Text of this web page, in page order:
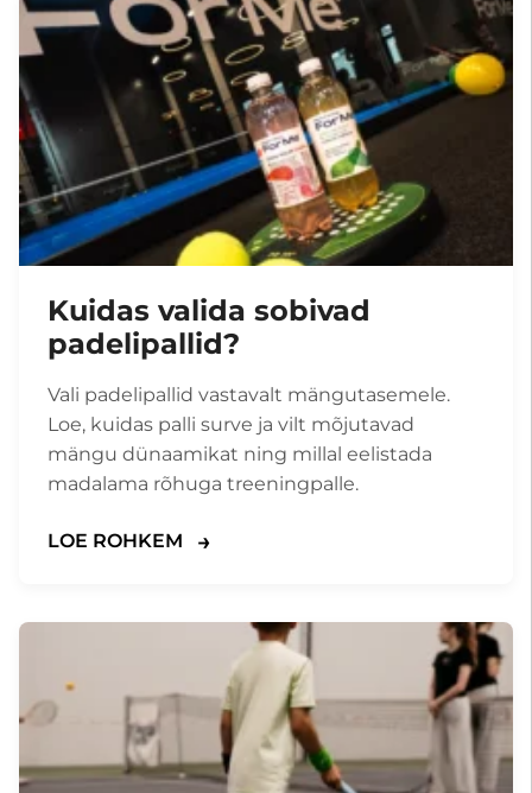
Kuidas valida sobivad
padelipallid?
Vali padelipallid vastavalt mängutasemele.
Loe, kuidas palli surve ja vilt mõjutavad
mängu dünaamikat ning millal eelistada
madalama rõhuga treeningpalle.
LOE ROHKEM